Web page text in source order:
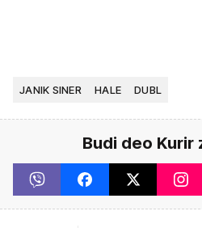
JANIK SINER HALE DUBL
Budi deo Kurir